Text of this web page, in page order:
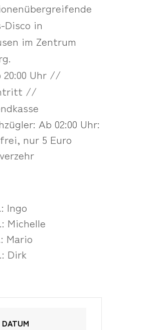
Disco in
im Zentrum
Uhr //
//
Ab 02:00 Uhr:
nur 5 Euro
Ingo
Michelle
Mario
Dirk
DATUM